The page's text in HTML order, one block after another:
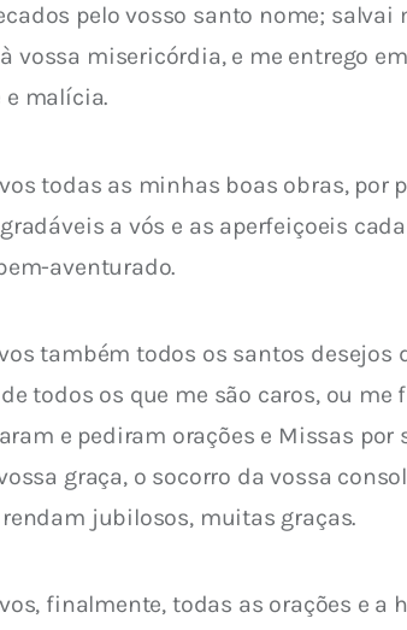
pelo vosso santo nome;
vossa misericórdia, e me entrego
malícia.
todas as minhas boas obras, por
a vós e as aperfeiçoeis
aventurado.
também todos os santos desejos
todos os que me são caros, ou
e pediram orações e Missas
graça, o socorro da vossa
rendam jubilosos, muitas graças.
finalmente, todas as orações e